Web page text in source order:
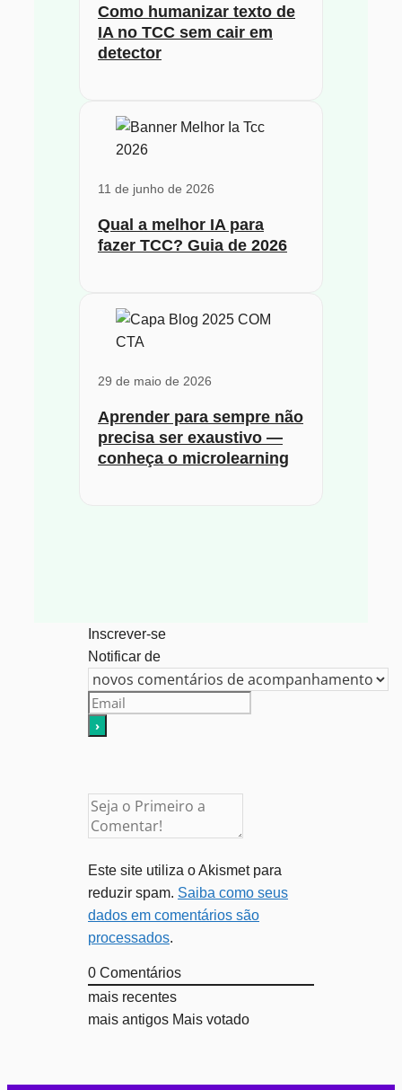
Como humanizar texto de
IA no TCC sem cair em
detector
11 de junho de 2026
Qual a melhor IA para
fazer TCC? Guia de 2026
29 de maio de 2026
Aprender para sempre não
precisa ser exaustivo —
conheça o microlearning
Inscrever-se
Notificar de
Este site utiliza o Akismet para
reduzir spam. Saiba como seus
dados em comentários são
processados.
0 Comentários
mais recentes
mais antigos Mais votado